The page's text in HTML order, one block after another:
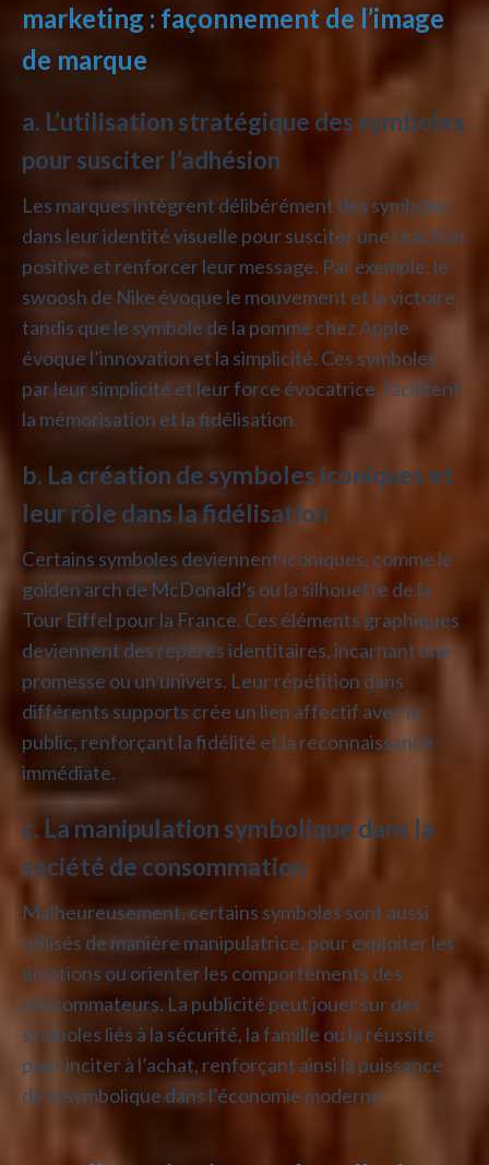
marketing : façonnement de l’image
de marque
a. L’utilisation stratégique des symboles
pour susciter l’adhésion
Les marques intègrent délibérément des symboles
dans leur identité visuelle pour susciter une réaction
positive et renforcer leur message. Par exemple, le
swoosh de Nike évoque le mouvement et la victoire,
tandis que le symbole de la pomme chez Apple
évoque l’innovation et la simplicité. Ces symboles,
par leur simplicité et leur force évocatrice, facilitent
la mémorisation et la fidélisation.
b. La création de symboles iconiques et
leur rôle dans la fidélisation
Certains symboles deviennent iconiques, comme le
golden arch de McDonald’s ou la silhouette de la
Tour Eiffel pour la France. Ces éléments graphiques
deviennent des repères identitaires, incarnant une
promesse ou un univers. Leur répétition dans
différents supports crée un lien affectif avec le
public, renforçant la fidélité et la reconnaissance
immédiate.
c. La manipulation symbolique dans la
société de consommation
Malheureusement, certains symboles sont aussi
utilisés de manière manipulatrice, pour exploiter les
émotions ou orienter les comportements des
consommateurs. La publicité peut jouer sur des
symboles liés à la sécurité, la famille ou la réussite
pour inciter à l’achat, renforçant ainsi la puissance
de la symbolique dans l’économie moderne.